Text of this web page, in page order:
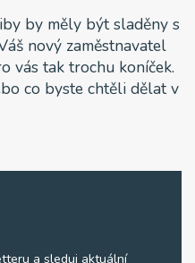
by měly být sladěny s
nový zaměstnavatel
vás tak trochu koníček.
co byste chtěli dělat v
a sleduj aktuální